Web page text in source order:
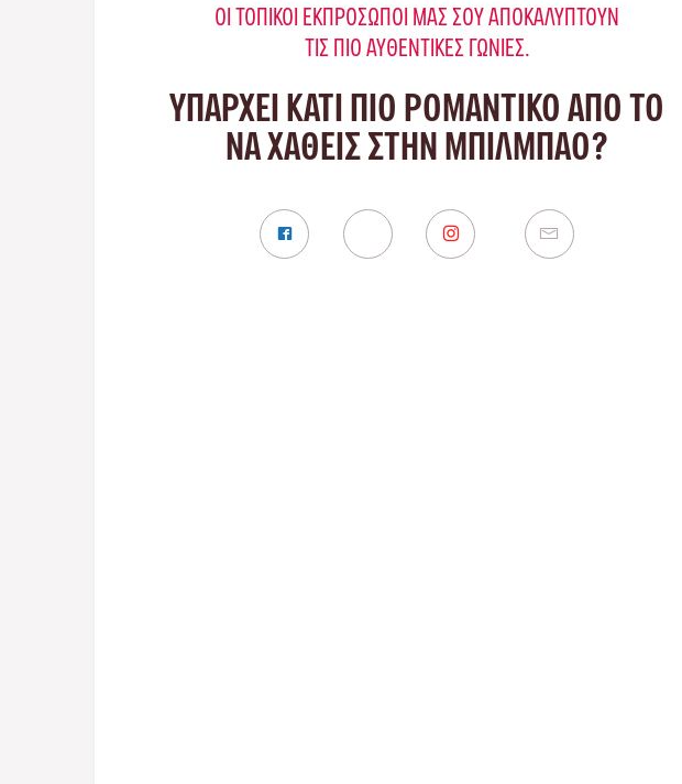
ΟΙ ΤΟΠΙΚΟΊ ΕΚΠΡΌΣΩΠΟΊ ΜΑΣ ΣΟΥ ΑΠΟΚΑΛΎΠΤΟΥΝ
ΤΙΣ ΠΙΟ ΑΥΘΕΝΤΙΚΈΣ ΓΩΝΙΈΣ.
ΥΠΑΡΧΕΙ ΚΑΤΙ ΠΙΟ ΡΟΜΑΝΤΙΚΟ ΑΠΟ ΤΟ
ΝΑ ΧΑΘΕΙΣ ΣΤΗΝ ΜΠΙΛΜΠΆΟ?